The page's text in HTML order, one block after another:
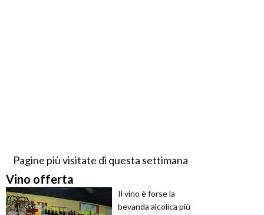
Pagine più visitate di questa settimana
Vino offerta
Il vino è forse la
bevanda alcolica più